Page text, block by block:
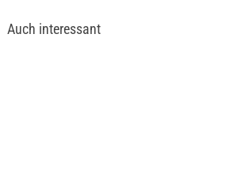
Auch interessant